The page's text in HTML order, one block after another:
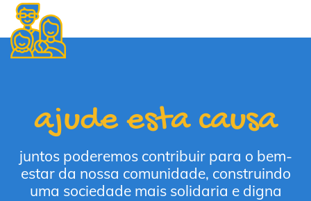
ajude esta causa
juntos poderemos contribuir para o bem-
estar da nossa comunidade, construindo
uma sociedade mais solidaria e digna